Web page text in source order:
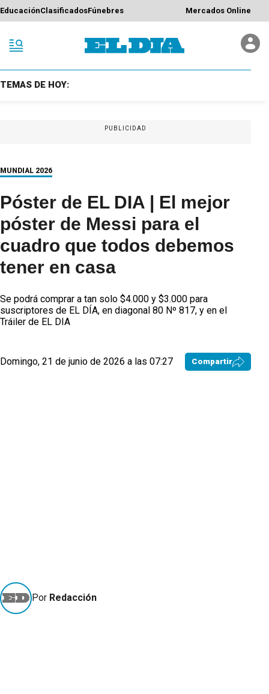
EducaciónClasificadosFúnebres Mercados Online
TEMAS DE HOY:
PUBLICIDAD
MUNDIAL 2026
Póster de EL DIA | El mejor
póster de Messi para el
cuadro que todos debemos
tener en casa
Se podrá comprar a tan solo $4.000 y $3.000 para
suscriptores de EL DÍA, en diagonal 80 Nº 817, y en el
Tráiler de EL DIA
Domingo, 21 de junio de 2026 a las 07:27 Compartir
Por Redacción